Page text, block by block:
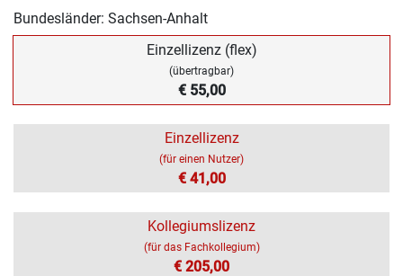
Bundesländer: Sachsen-Anhalt
Einzellizenz (flex)
(übertragbar)
€ 55,00
Einzellizenz
(für einen Nutzer)
€ 41,00
Kollegiumslizenz
(für das Fachkollegium)
€ 205,00